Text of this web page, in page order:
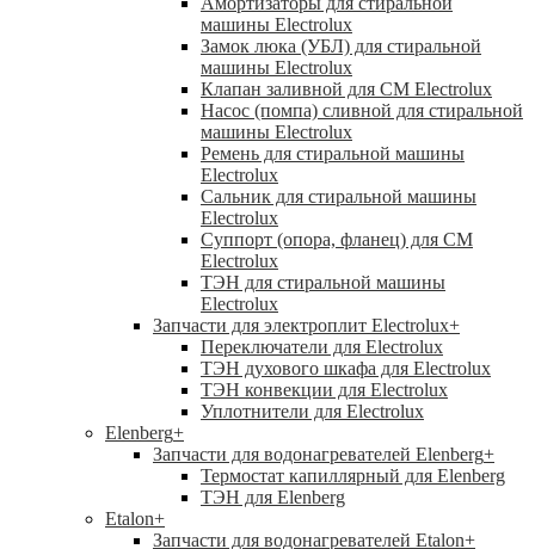
машины Electrolux
Замок люка (УБЛ) для стиральной
машины Electrolux
Клапан заливной для СМ Electrolux
Насос (помпа) сливной для стиральной
машины Electrolux
Ремень для стиральной машины
Electrolux
Сальник для стиральной машины
Electrolux
Суппорт (опора, фланец) для СМ
Electrolux
ТЭН для стиральной машины
Electrolux
Запчасти для электроплит Electrolux+
Переключатели для Electrolux
ТЭН духового шкафа для Electrolux
ТЭН конвекции для Electrolux
Уплотнители для Electrolux
Elenberg+
Запчасти для водонагревателей Elenberg+
Термостат капиллярный для Elenberg
ТЭН для Elenberg
Etalon+
Запчасти для водонагревателей Etalon+